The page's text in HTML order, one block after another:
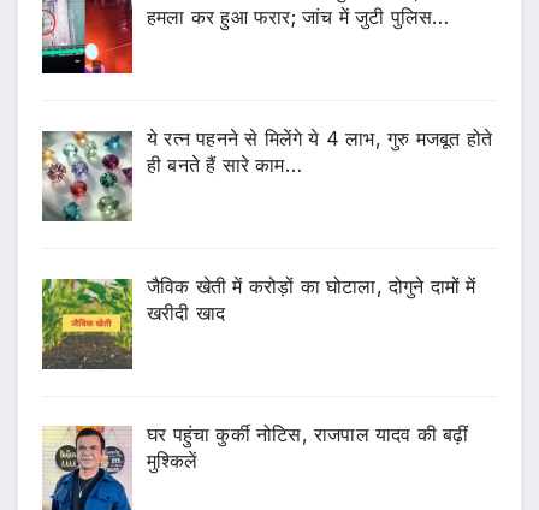
हमला कर हुआ फरार; जांच में जुटी पुलिस…
ये रत्न पहनने से मिलेंगे ये 4 लाभ, गुरु मजबूत होते
ही बनते हैं सारे काम…
जैविक खेती में करोड़ों का घोटाला, दोगुने दामों में
खरीदी खाद
घर पहुंचा कुर्की नोटिस, राजपाल यादव की बढ़ीं
मुश्किलें